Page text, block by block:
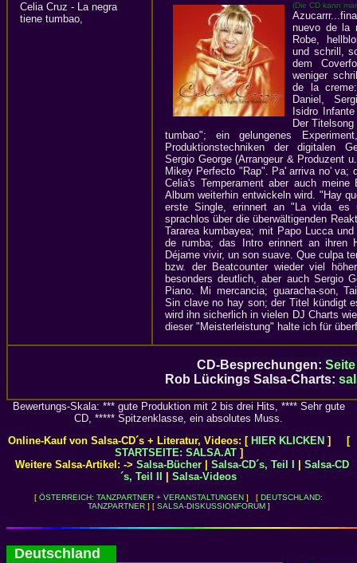
Celia Cruz - La negra
tiene tumbao,
(Die CD kann
nuevo de la
Robe,
und schrill,
dem
weniger
de la
Daniel,
Isidro
Der
tumbao"; ein gelungenes
Produktionstechniken der digitalen
Sergio George (Arrangeur & Produzent
Mikey Perfecto "Rap". Pa' arriva no' va;
Celia's Temperament aber auch meine
Album weiterhin entwickeln wird. "Hay
erste Single, erinnert an "La vida es
sprachlos über die überwältigenden
Tararea kumbayea; mit Papo Lucca
de rumba; das Intro erinnert an ihren
Déjame vivir, un son suave. Que culpa
bzw. der Beatcounter wieder viel
besonders deutlich, aber auch Sergio
Piano. Mi mercancia; guaracha-son,
Sin clave no hay son; der Titel kündigt
wird ihn sicherlich in vielen DJ Charts
dieser "Meisterleistung" halte ich für
CD-Besprechungen:
Rob Lückings Salsa-Charts:
Bewertungs-Skala: *** gute Produktion mit 2 bis drei Hits, **** Sehr gute
CD, ***** Spitzenklasse, ein absolutes Muss.
Online-Kauf von Salsa-CD´s + Literatur, Videos: [ HIER KLICKEN ] [
STARTSEITE: SALSA.AT]
Weitere Salsa-Artikel: -> Salsa-Bücher| Salsa-CD´s, Teil I
Salsa-CD
´s, Teil II
Salsa-Videos
[ ÖSTERREICH: TANZPARTNER + VERANSTALTUNGEN ] [ DEUTSCHLAND:
TANZPARTNER] [ SALSA-DISKUSSIONFORUM]
Deutschland